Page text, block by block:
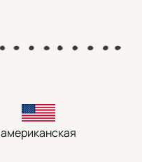
американская